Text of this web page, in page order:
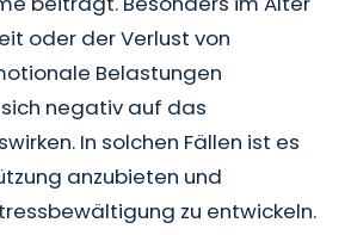
oder der Verlust von
Belastungen
negativ auf das
In solchen Fällen ist es
anzubieten und
zu entwickeln.